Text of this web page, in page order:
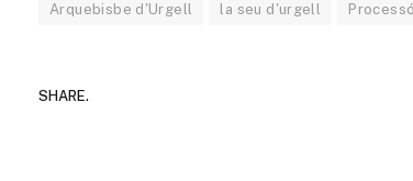
Arquebisbe d'Urgell la seu d'urgell Processó
SHARE.